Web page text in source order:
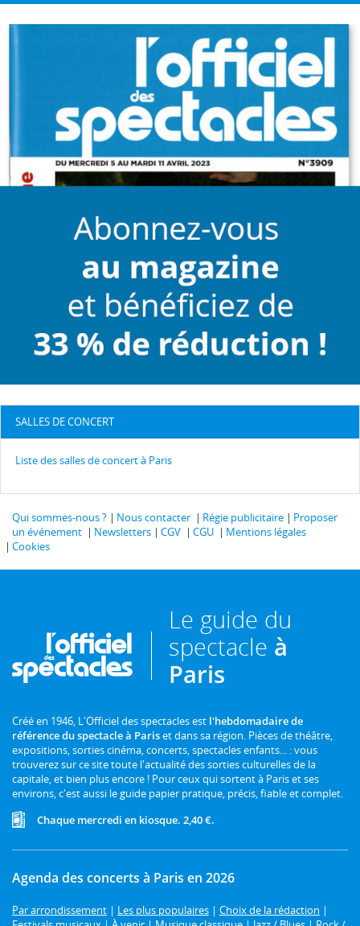
SALLES DE CONCERT
Liste des salles de concert à Paris
Qui sommes-nous ? Nous contacter Régie publicitaire
Proposer
un événement
Newsletters CGV CGU
Mentions légales
Cookies
Le guide du
spectacle à
Paris
Créé en 1946, L'Officiel des spectacles est l'hebdomadaire de
référence du spectacle à Pariset dans sa région. Pièces de théâtre,
expositions, sorties cinéma, concerts, spectacles enfants... : vous
trouverez sur ce site toute l'actualité des sorties culturelles de la
capitale, et bien plus encore ! Pour ceux qui sortent à Paris et ses
environs, c'est aussi le guide papier pratique, précis, fiable et complet.
Chaque mercredi en kiosque. 2,40 €.
Agenda des concerts à Paris en 2026
Par arrondissement | Les plus populaires | Choix de la rédaction |